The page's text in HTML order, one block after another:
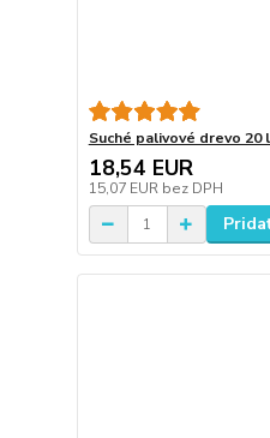
Suché palivové drevo 20
18,54 EUR
15,07 EUR bez DPH